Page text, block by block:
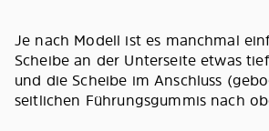
Je nach Modell ist es manchmal
Scheibe an der Unterseite etwas
und die Scheibe im Anschluss
seitlichen Führungsgummis nach